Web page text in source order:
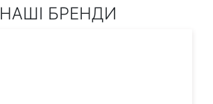
НАШІ БРЕНДИ